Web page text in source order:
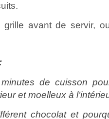
grille avant de servir,
de cuisson
et moelleux à
chocolat et